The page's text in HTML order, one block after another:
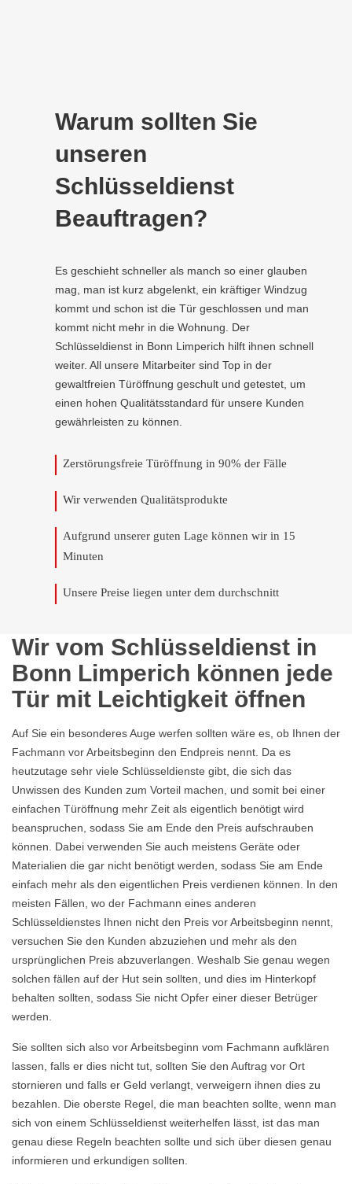
Warum sollten Sie
unseren
Schlüsseldienst
Beauftragen?
Es geschieht schneller als manch so einer glauben
mag, man ist kurz abgelenkt, ein kräftiger Windzug
kommt und schon ist die Tür geschlossen und man
kommt nicht mehr in die Wohnung. Der
Schlüsseldienst in Bonn Limperich hilft ihnen schnell
weiter. All unsere Mitarbeiter sind Top in der
gewaltfreien Türöffnung geschult und getestet, um
einen hohen Qualitätsstandard für unsere Kunden
gewährleisten zu können.
Zerstörungsfreie Türöffnung in 90% der Fälle
Wir verwenden Qualitätsprodukte
Aufgrund unserer guten Lage können wir in 15
Minuten
Unsere Preise liegen unter dem durchschnitt
Wir vom Schlüsseldienst in
Bonn Limperich können jede
Tür mit Leichtigkeit öffnen
Auf Sie ein besonderes Auge werfen sollten wäre es, ob Ihnen der
Fachmann vor Arbeitsbeginn den Endpreis nennt. Da es
heutzutage sehr viele Schlüsseldienste gibt, die sich das
Unwissen des Kunden zum Vorteil machen, und somit bei einer
einfachen Türöffnung mehr Zeit als eigentlich benötigt wird
beanspruchen, sodass Sie am Ende den Preis aufschrauben
können. Dabei verwenden Sie auch meistens Geräte oder
Materialien die gar nicht benötigt werden, sodass Sie am Ende
einfach mehr als den eigentlichen Preis verdienen können. In den
meisten Fällen, wo der Fachmann eines anderen
Schlüsseldienstes Ihnen nicht den Preis vor Arbeitsbeginn nennt,
versuchen Sie den Kunden abzuziehen und mehr als den
ursprünglichen Preis abzuverlangen. Weshalb Sie genau wegen
solchen fällen auf der Hut sein sollten, und dies im Hinterkopf
behalten sollten, sodass Sie nicht Opfer einer dieser Betrüger
werden.
Sie sollten sich also vor Arbeitsbeginn vom Fachmann aufklären
lassen, falls er dies nicht tut, sollten Sie den Auftrag vor Ort
stornieren und falls er Geld verlangt, verweigern ihnen dies zu
bezahlen. Die oberste Regel, die man beachten sollte, wenn man
sich von einem Schlüsseldienst weiterhelfen lässt, ist das man
genau diese Regeln beachten sollte und sich über diesen genau
informieren und erkundigen sollten.